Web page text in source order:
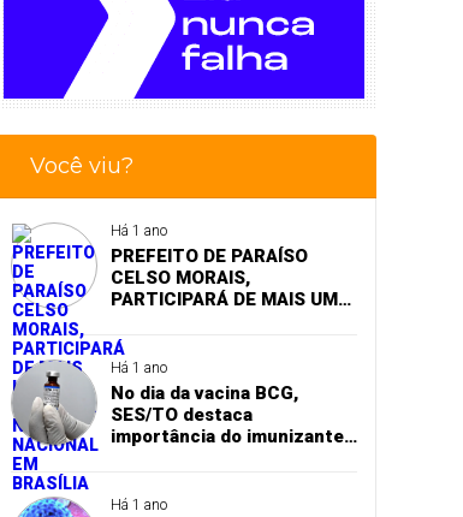
Você viu?
Há 1 ano
PREFEITO DE PARAÍSO
CELSO MORAIS,
PARTICIPARÁ DE MAIS UM
EM BRASÍLIA
Há 1 ano
No dia da vacina BCG,
SES/TO destaca
importância do imunizante
Há 1 ano